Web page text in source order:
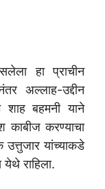
हा प्राचीन
अल्लाह-उद्दीन
शाह बहमनी याने
काबीज करण्याचा
उत्तुजार यांच्याकडे
राहिला.